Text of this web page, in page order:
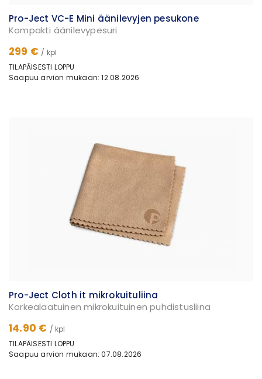
Pro-Ject VC-E Mini äänilevyjen pesukone
Kompakti äänilevypesuri
299 € / kpl
TILAPÄISESTI LOPPU
Saapuu arvion mukaan: 12.08.2026
Pro-Ject Cloth it mikrokuituliina
Korkealaatuinen mikrokuituinen puhdistusliina
14.90 € / kpl
TILAPÄISESTI LOPPU
Saapuu arvion mukaan: 07.08.2026